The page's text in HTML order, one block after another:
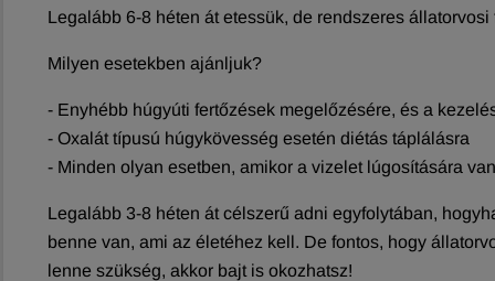
Legalább 6-8 héten át etessük, de rendszeres
Milyen esetekben ajánljuk?
- Enyhébb húgyúti fertőzések megelőzésére, és a
- Oxalát típusú húgykövesség esetén diétás táplálásra
- Minden olyan esetben, amikor a vizelet lúgosítására
Legalább 3-8 héten át célszerű adni egyfolytában,
benne van, ami az életéhez kell. De fontos, hogy
lenne szükség, akkor bajt is okozhatsz!